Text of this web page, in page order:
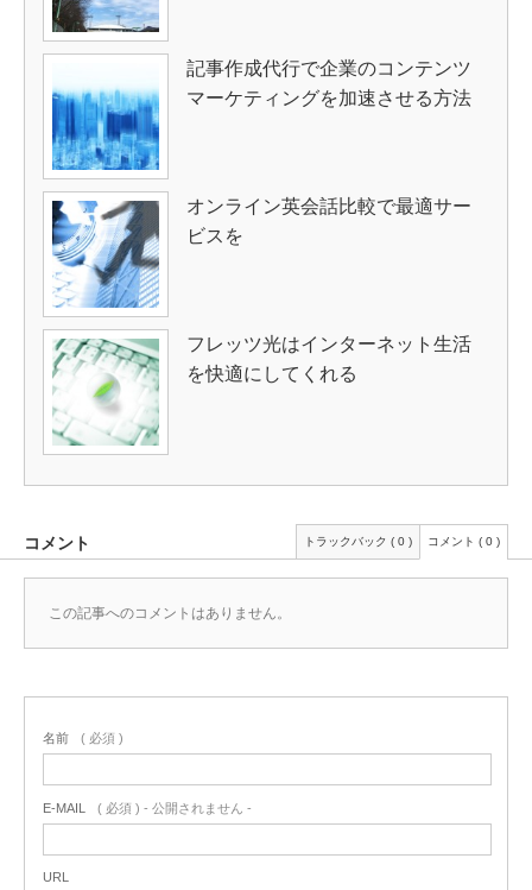
記事作成代行で企業のコンテンツ
マーケティングを加速させる方法
オンライン英会話比較で最適サー
ビスを
フレッツ光はインターネット生活
を快適にしてくれる
コメント トラックバック ( 0 ) コメント ( 0 )
この記事へのコメントはありません。
名前 ( 必須 )
E-MAIL ( 必須 ) - 公開されません -
URL